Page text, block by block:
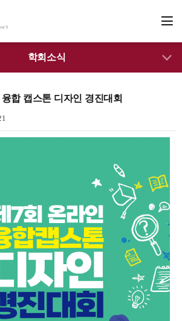
학회소식
합 캡스톤 디자인 경진대회